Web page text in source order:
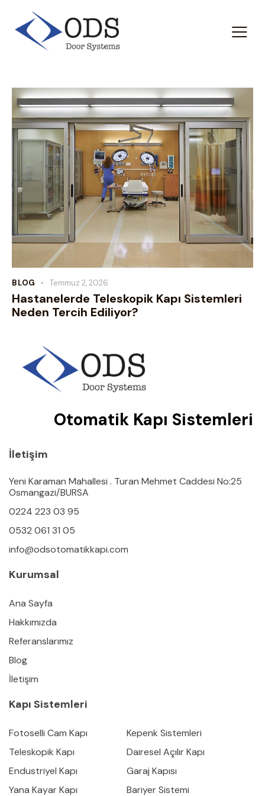
BLOG Temmuz 2, 2026
Hastanelerde Teleskopik Kapı Sistemleri
Neden Tercih Ediliyor?
Otomatik Kapı Sistemleri
İletişim
Yeni Karaman Mahallesi . Turan Mehmet Caddesi No:25
Osmangazi/BURSA
0224 223 03 95
0532 061 31 05
info@odsotomatikkapi.com
Kurumsal
Ana Sayfa
Hakkımızda
Referanslarımız
Blog
İletişim
Kapı Sistemleri
Fotoselli Cam Kapı
Teleskopik Kapı
Endustriyel Kapı
Yana Kayar Kapı
Kepenk Sistemleri
Dairesel Açılır Kapı
Garaj Kapısı
Bariyer Sistemi